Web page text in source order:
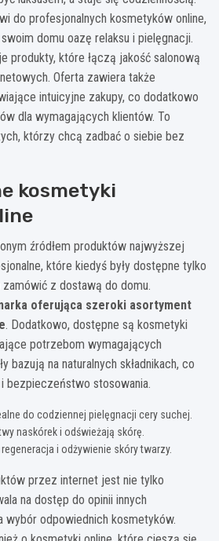
do profesjonalnych kosmetyków online,
domu oazę relaksu i pielęgnacji.
produkty, które łączą jakość salonową
Oferta zawiera także
intuicyjne zakupy, co dodatkowo
dla wymagających klientów. To
którzy chcą zadbać o siebie bez
kosmetyki
źródłem produktów najwyższej
które kiedyś były dostępne tylko
z dostawą do domu.
oferująca szeroki asortyment
. Dodatkowo, dostępne są kosmetyki
potrzebom wymagających
bazują na naturalnych składnikach, co
bezpieczeństwo stosowania.
do codziennej pielęgnacji cery suchej.
naskórek i odświeżają skórę.
i odżywienie skóry twarzy.
przez internet jest nie tylko
na dostęp do opinii innych
wybór odpowiednich kosmetyków.